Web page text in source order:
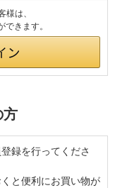
は、
きます。
方
録を行ってくださ
と便利にお買い物が